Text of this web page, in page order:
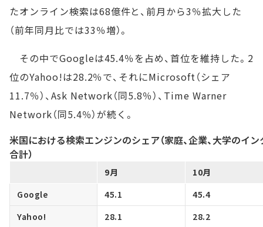
たオンライン検索は68億件と、前月から3％拡大した
（前年同月比では33％増）。
その中でGoogleは45.4％を占め、首位を維持した。2
位のYahoo!は28.2％で、それにMicrosoft（シェア
11.7％）、Ask Network（同5.8％）、Time Warner
Network（同5.4％）が続く。
米国における検索エンジンのシェア（家庭、企業、大学のイ
合計）
9月
10月
Google
45.1
45.4
Yahoo!
28.1
28.2